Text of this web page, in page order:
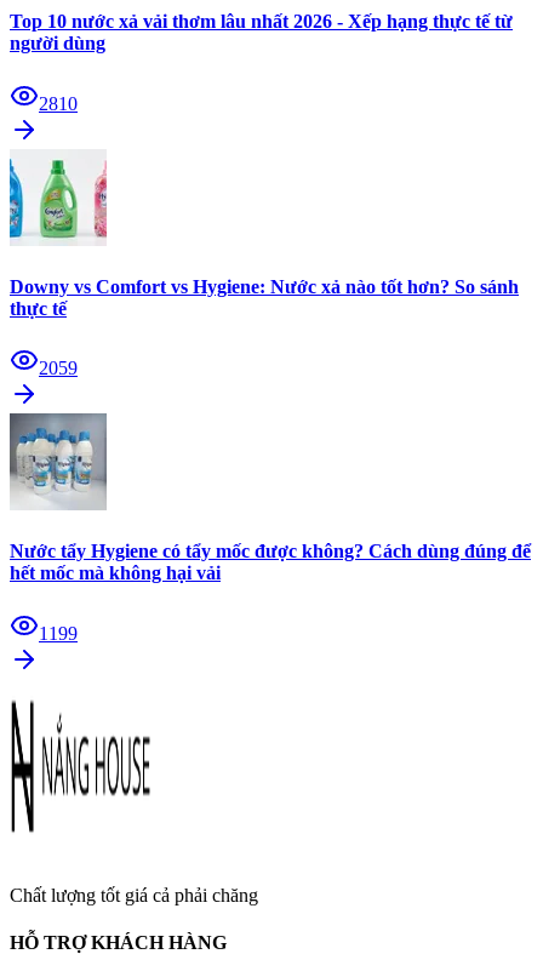
Top 10 nước xả vải thơm lâu nhất 2026 - Xếp hạng thực tế từ
người dùng
2810
Downy vs Comfort vs Hygiene: Nước xả nào tốt hơn? So sánh
thực tế
2059
Nước tẩy Hygiene có tẩy mốc được không? Cách dùng đúng để
hết mốc mà không hại vải
1199
Chất lượng tốt giá cả phải chăng
HỖ TRỢ KHÁCH HÀNG